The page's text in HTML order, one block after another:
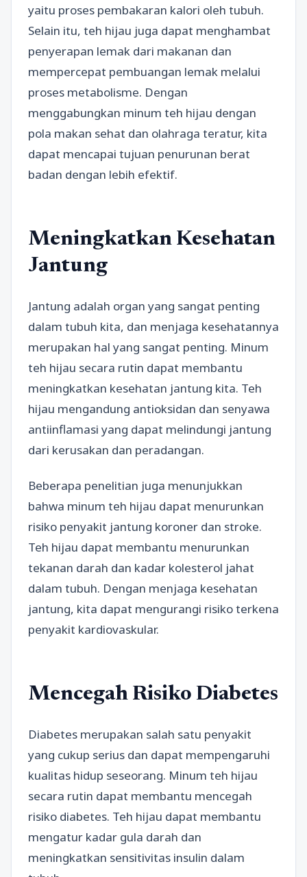
yaitu proses pembakaran kalori oleh tubuh.
Selain itu, teh hijau juga dapat menghambat
penyerapan lemak dari makanan dan
mempercepat pembuangan lemak melalui
proses metabolisme. Dengan
menggabungkan minum teh hijau dengan
pola makan sehat dan olahraga teratur, kita
dapat mencapai tujuan penurunan berat
badan dengan lebih efektif.
Meningkatkan Kesehatan
Jantung
Jantung adalah organ yang sangat penting
dalam tubuh kita, dan menjaga kesehatannya
merupakan hal yang sangat penting. Minum
teh hijau secara rutin dapat membantu
meningkatkan kesehatan jantung kita. Teh
hijau mengandung antioksidan dan senyawa
antiinflamasi yang dapat melindungi jantung
dari kerusakan dan peradangan.
Beberapa penelitian juga menunjukkan
bahwa minum teh hijau dapat menurunkan
risiko penyakit jantung koroner dan stroke.
Teh hijau dapat membantu menurunkan
tekanan darah dan kadar kolesterol jahat
dalam tubuh. Dengan menjaga kesehatan
jantung, kita dapat mengurangi risiko terkena
penyakit kardiovaskular.
Mencegah Risiko Diabetes
Diabetes merupakan salah satu penyakit
yang cukup serius dan dapat mempengaruhi
kualitas hidup seseorang. Minum teh hijau
secara rutin dapat membantu mencegah
risiko diabetes. Teh hijau dapat membantu
mengatur kadar gula darah dan
meningkatkan sensitivitas insulin dalam